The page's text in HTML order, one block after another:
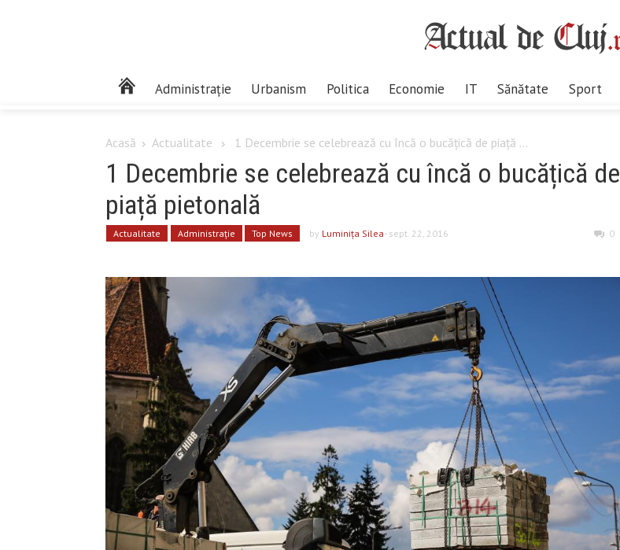
Administrație Urbanism Politica Economie IT Sănătate Sport
Acasă Actualitate 1 Decembrie se celebrează cu încă o bucățică de piață ...
1 Decembrie se celebrează cu încă o bucățică de
piață pietonală
Actualitate Administrație Top News by Luminiţa Silea- sept. 22, 2016 0